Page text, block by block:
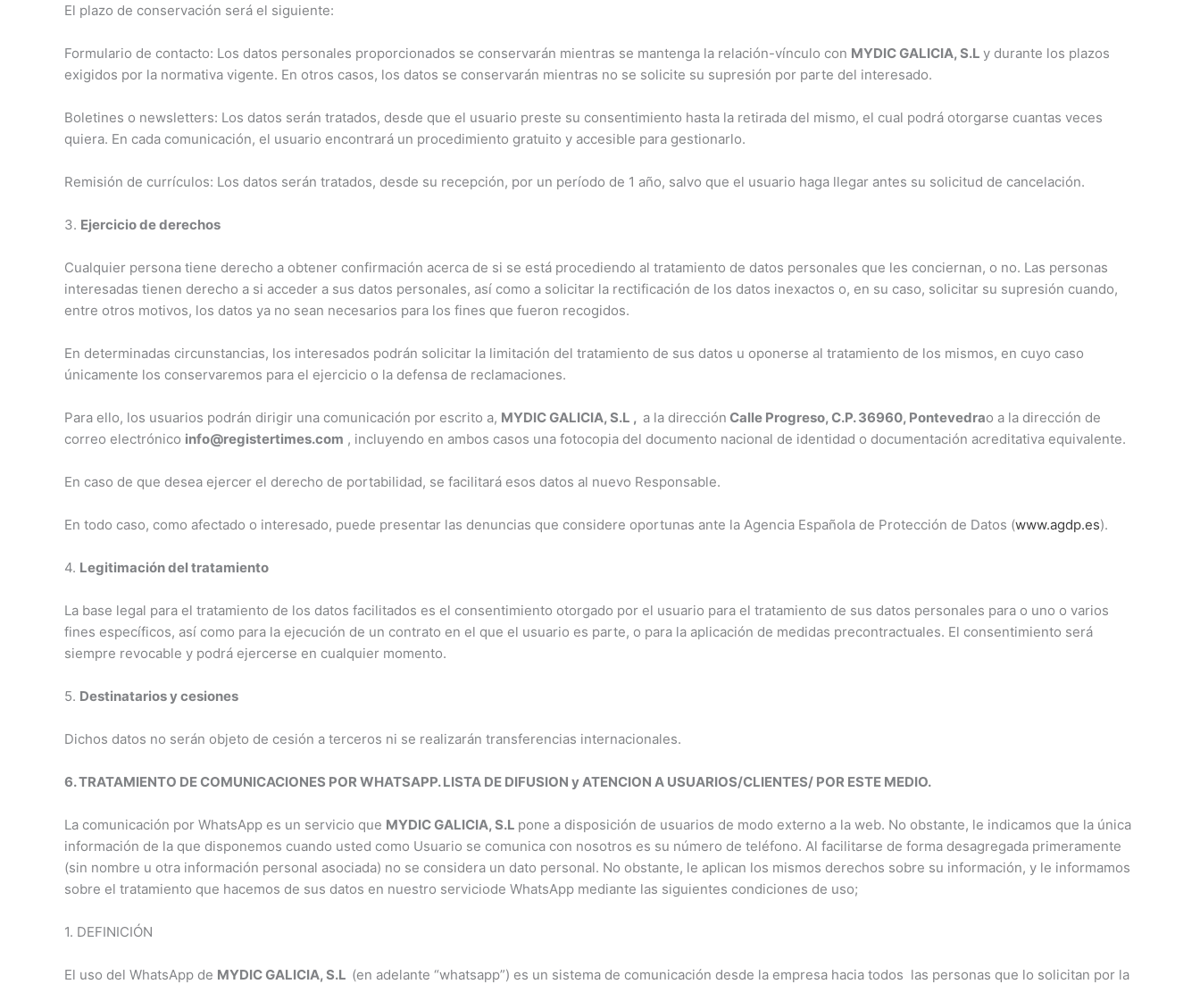
El plazo de conservación será el siguiente:
Formulario de contacto: Los datos personales proporcionados se conservarán mientras se mantenga la relación-vínculo con MYDIC GALICIA, S.L y durante los plazos
exigidos por la normativa vigente. En otros casos, los datos se conservarán mientras no se solicite su supresión por parte del interesado.
Boletines o newsletters: Los datos serán tratados, desde que el usuario preste su consentimiento hasta la retirada del mismo, el cual podrá otorgarse cuantas veces
quiera. En cada comunicación, el usuario encontrará un procedimiento gratuito y accesible para gestionarlo.
Remisión de currículos: Los datos serán tratados, desde su recepción, por un período de 1 año, salvo que el usuario haga llegar antes su solicitud de cancelación.
3. Ejercicio de derechos
Cualquier persona tiene derecho a obtener confirmación acerca de si se está procediendo al tratamiento de datos personales que les conciernan, o no. Las personas
interesadas tienen derecho a si acceder a sus datos personales, así como a solicitar la rectificación de los datos inexactos o, en su caso, solicitar su supresión cuando,
entre otros motivos, los datos ya no sean necesarios para los fines que fueron recogidos.
En determinadas circunstancias, los interesados podrán solicitar la limitación del tratamiento de sus datos u oponerse al tratamiento de los mismos, en cuyo caso
únicamente los conservaremos para el ejercicio o la defensa de reclamaciones.
Para ello, los usuarios podrán dirigir una comunicación por escrito a, MYDIC GALICIA, S.L , a la dirección Calle Progreso, C.P. 36960, Pontevedrao a la dirección de
correo electrónico info@registertimes.com , incluyendo en ambos casos una fotocopia del documento nacional de identidad o documentación acreditativa equivalente.
En caso de que desea ejercer el derecho de portabilidad, se facilitará esos datos al nuevo Responsable.
En todo caso, como afectado o interesado, puede presentar las denuncias que considere oportunas ante la Agencia Española de Protección de Datos (www.agdp.es).
4. Legitimación del tratamiento
La base legal para el tratamiento de los datos facilitados es el consentimiento otorgado por el usuario para el tratamiento de sus datos personales para o uno o varios
fines específicos, así como para la ejecución de un contrato en el que el usuario es parte, o para la aplicación de medidas precontractuales. El consentimiento será
siempre revocable y podrá ejercerse en cualquier momento.
5. Destinatarios y cesiones
Dichos datos no serán objeto de cesión a terceros ni se realizarán transferencias internacionales.
6. TRATAMIENTO DE COMUNICACIONES POR WHATSAPP. LISTA DE DIFUSION y ATENCION A USUARIOS/CLIENTES/ POR ESTE MEDIO.
La comunicación por WhatsApp es un servicio que MYDIC GALICIA, S.L pone a disposición de usuarios de modo externo a la web. No obstante, le indicamos que la única
información de la que disponemos cuando usted como Usuario se comunica con nosotros es su número de teléfono. Al facilitarse de forma desagregada primeramente
(sin nombre u otra información personal asociada) no se considera un dato personal. No obstante, le aplican los mismos derechos sobre su información, y le informamos
sobre el tratamiento que hacemos de sus datos en nuestro serviciode WhatsApp mediante las siguientes condiciones de uso;
1. DEFINICIÓN
El uso del WhatsApp de MYDIC GALICIA, S.L (en adelante “whatsapp”) es un sistema de comunicación desde la empresa hacia todos las personas que lo solicitan por la